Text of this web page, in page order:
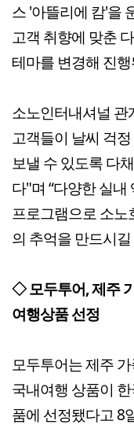
스 '아뜰리에 캄'을
고객 취향에 맞춘
테마를 변경해 진
소노인터내셔널 관
고객들이 날씨 걱
보낼 수 있도록 다
다"며 “다양한 실
프로그램으로 소
의 추억을 만드시
◇ 모두투어, 제주
여행상품 선정
모두투어는 제주
국내여행 상품이
품에 선정됐다고 8